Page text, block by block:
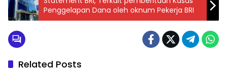
Penggelapan Dana oleh oknum Pekerja BRI
Related Posts